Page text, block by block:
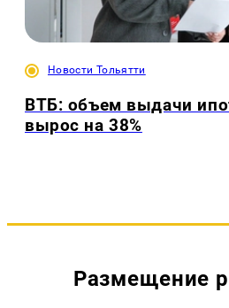
Новости Тольятти
ВТБ: объем выдачи
вырос на 38%
Размещение